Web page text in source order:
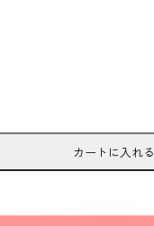
カートに入れる